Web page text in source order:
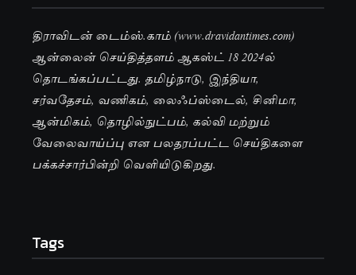
திராவிடன் டைம்ஸ்.காம் (www.dravidantimes.com)
ஆன்லைன் செய்தித்தளம் ஆகஸ்ட் 18 2024ல்
தொடங்கப்பட்டது. தமிழ்நாடு, இந்தியா,
சர்வதேசம், வணிகம், லைஃப்ஸ்டைல், சினிமா,
ஆன்மிகம், தொழில்நுட்பம், கல்வி மற்றும்
வேலைவாய்ப்பு என பலதரப்பட்ட செய்திகளை
பக்கச்சார்பின்றி வெளியிடுகிறது.
Tags